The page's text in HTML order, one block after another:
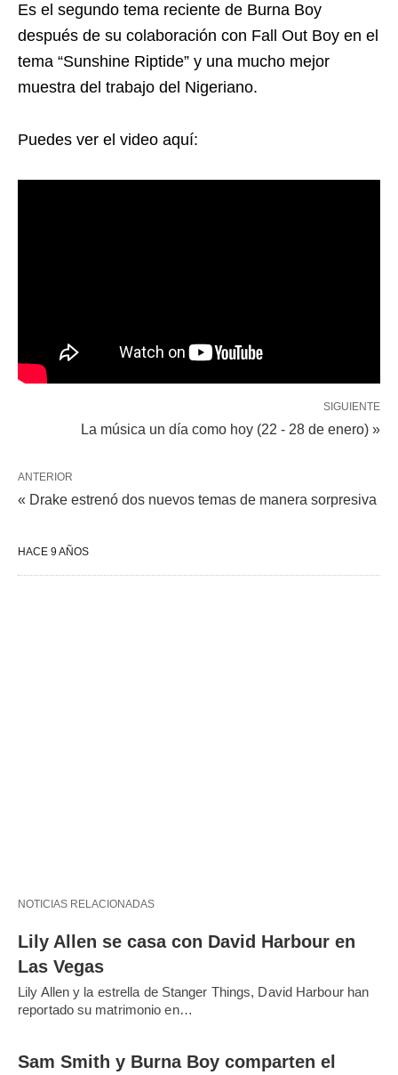
Es el segundo tema reciente de Burna Boy
después de su colaboración con Fall Out Boy en el
tema “Sunshine Riptide” y una mucho mejor
muestra del trabajo del Nigeriano.
Puedes ver el video aquí:
SIGUIENTE
La música un día como hoy (22 - 28 de enero) »
ANTERIOR
« Drake estrenó dos nuevos temas de manera sorpresiva
HACE 9 AÑOS
NOTICIAS RELACIONADAS
Lily Allen se casa con David Harbour en
Las Vegas
Lily Allen y la estrella de Stanger Things, David Harbour han
reportado su matrimonio en…
Sam Smith y Burna Boy comparten el